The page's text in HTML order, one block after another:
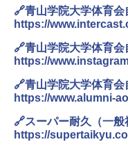
🔗青山学院大学体育
https://
🔗青山学院大学体育
https://
🔗青山学院大学体育
https://www.alumni-
🔗スーパー耐久（一般
https://